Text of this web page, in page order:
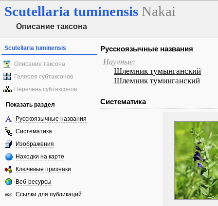
Scutellaria tuminensis Nakai
Описание таксона
Scutellaria tuminensis
Описание таксона
Галерея субтаксонов
Перечень субтаксонов
Показать раздел
Русскоязычные названия
Систематика
Изображения
Находки на карте
Ключевые признаки
Веб-ресурсы
Ссылки для публикаций
Русскоязычные названия
Научные:
Шлемник тумынганский
Шлемник туминганский
Систематика